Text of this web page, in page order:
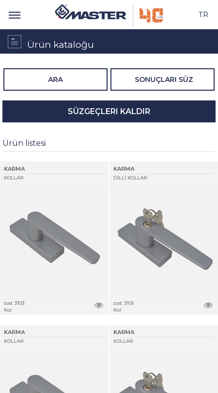
TR
Ürün kataloğu
ARA SONUÇLARI SÜZ
SÜZGEÇLERI KALDIR
Ürün listesi
KARMA
KOLLAR
cod. 3103
Kol
KARMA
DİLLİ KOLLAR
cod. 3105
Kol
KARMA
KOLLAR
KARMA
KOLLAR